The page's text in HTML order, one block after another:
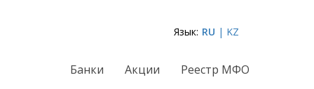
Язык: RU | KZ
Банки Акции Реестр МФО